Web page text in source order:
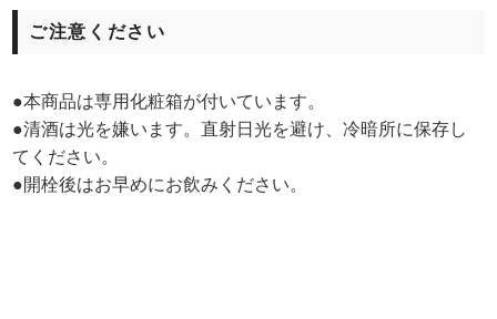
ご注意ください
●本商品は専用化粧箱が付いています。
●清酒は光を嫌います。直射日光を避け、冷暗所に保存し
てください。
●開栓後はお早めにお飲みください。